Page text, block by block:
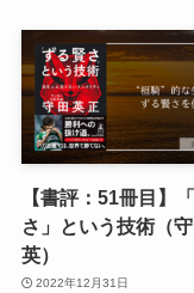
【書評：51冊目】
さ」という技術（
英）
2022年12月31日